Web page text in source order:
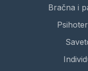
Bračna i